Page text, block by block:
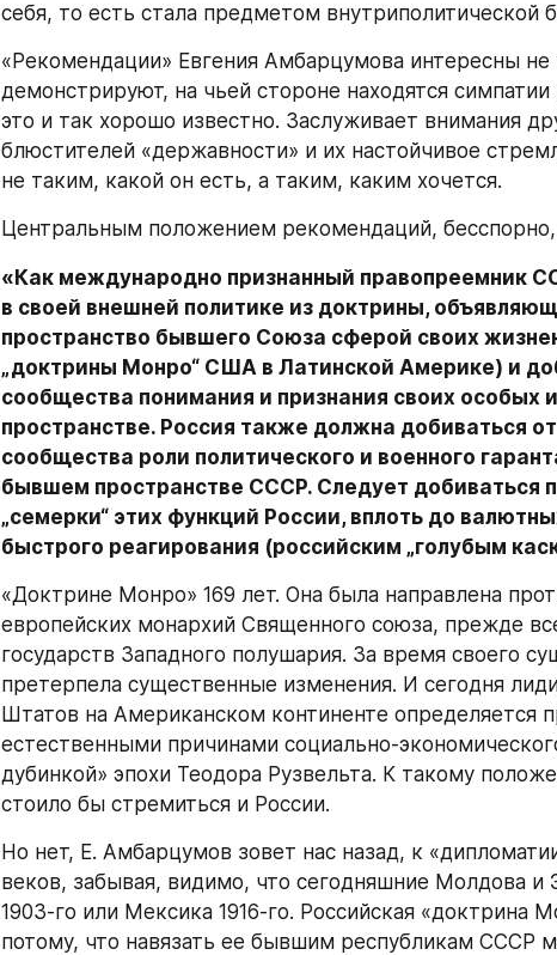
себя, то есть стала предметом внутриполитической
«Рекомендации» Евгения Амбарцумова интересны не
демонстрируют, на чьей стороне находятся
это и так хорошо известно. Заслуживает внимания
блюстителей «державности» и их настойчивое
не таким, какой он есть, а таким, каким хочется.
Центральным положением рекомендаций,
«Как международно признанный правопреемник
в своей внешней политике из доктрины,
пространство бывшего Союза сферой своих
„доктрины Монро“ США в Латинской Америке) и
сообщества понимания и признания своих особых
пространстве. Россия также должна добиваться
сообщества роли политического и военного
бывшем пространстве СССР. Следует добиваться
„семерки“ этих функций России, вплоть до
быстрого реагирования (российским „голубым
«Доктрине Монро» 169 лет. Она была направлена
европейских монархий Священного союза, прежде
государств Западного полушария. За время своего
претерпела существенные изменения. И сегодня
Штатов на Американском континенте определяется
естественными причинами социально-
дубинкой» эпохи Теодора Рузвельта. К такому
стоило бы стремиться и России.
Но нет, Е. Амбарцумов зовет нас назад, к
веков, забывая, видимо, что сегодняшние Молдова и
1903-го или Мексика 1916-го. Российская «доктрина
потому, что навязать ее бывшим республикам СССР